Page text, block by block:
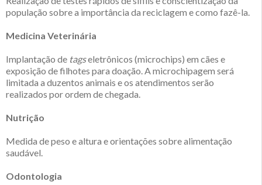
população sobre a importância da reciclagem e como fazê-la.
Medicina Veterinária
Implantação de tagseletrônicos (microchips) em cães e
exposição de filhotes para doação. A microchipagem será
limitada a duzentos animais e os atendimentos serão
realizados por ordem de chegada.
Nutrição
Medida de peso e altura e orientações sobre alimentação
saudável.
Odontologia